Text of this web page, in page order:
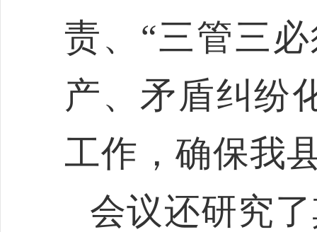
责、 “三管三
产、矛盾纠纷
工作，确保我
会议还研究